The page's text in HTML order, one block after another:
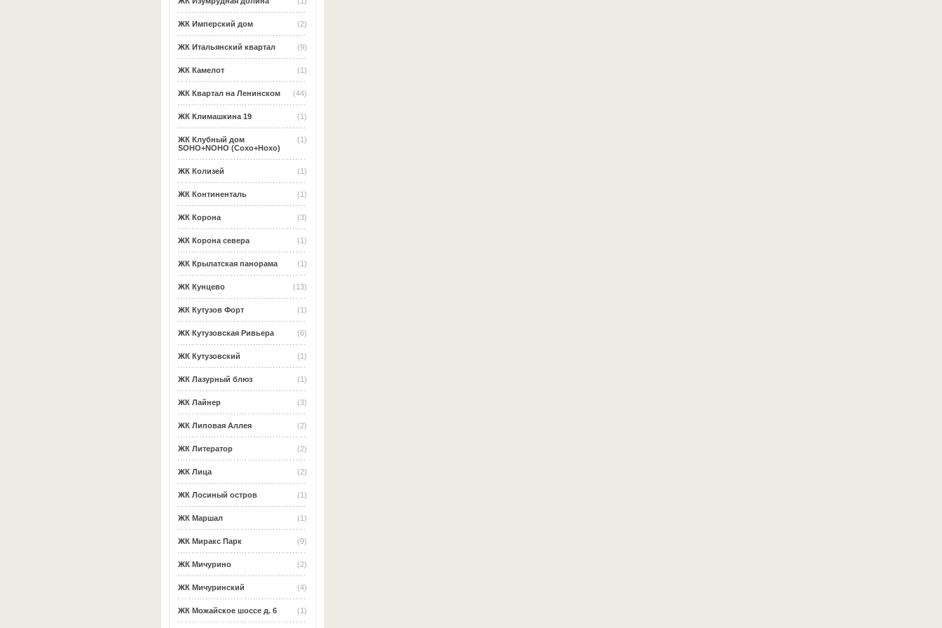
(2)
ЖК Имперский дом
(9)
ЖК Итальянский квартал
(1)
ЖК Камелот
(44)
ЖК Квартал на Ленинском
(1)
ЖК Климашкина 19
(1)
ЖК Клубный дом
SOHO+NOHO (Сохо+Нохо)
(1)
ЖК Колизей
(1)
ЖК Континенталь
(3)
ЖК Корона
(1)
ЖК Корона севера
(1)
ЖК Крылатская панорама
(13)
ЖК Кунцево
(1)
ЖК Кутузов Форт
(6)
ЖК Кутузовская Ривьера
(1)
ЖК Кутузовский
(1)
ЖК Лазурный блюз
(3)
ЖК Лайнер
(2)
ЖК Липовая Аллея
(2)
ЖК Литератор
(2)
ЖК Лица
(1)
ЖК Лосиный остров
(1)
ЖК Маршал
(9)
ЖК Миракс Парк
(2)
ЖК Мичурино
(4)
ЖК Мичуринский
(1)
ЖК Можайское шоссе д. 6